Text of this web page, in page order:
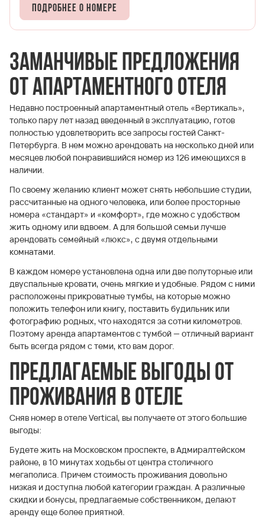
Подробнее о номере
Заманчивые предложения
от апартаментного отеля
Недавно построенный апартаментный отель «Вертикаль»,
только пару лет назад введенный в эксплуатацию, готов
полностью удовлетворить все запросы гостей Санкт-
Петербурга. В нем можно арендовать на несколько дней или
месяцев любой понравившийся номер из 126 имеющихся в
наличии.
По своему желанию клиент может снять небольшие студии,
рассчитанные на одного человека, или более просторные
номера «стандарт» и «комфорт», где можно с удобством
жить одному или вдвоем. А для большой семьи лучше
арендовать семейный «люкс», с двумя отдельными
комнатами.
В каждом номере установлена одна или две полуторные или
двуспальные кровати, очень мягкие и удобные. Рядом с ними
расположены прикроватные тумбы, на которые можно
положить телефон или книгу, поставить будильник или
фотографию родных, что находятся за сотни километров.
Поэтому аренда апартаментов с тумбой — отличный вариант
быть всегда рядом с теми, кто вам дорог.
Предлагаемые выгоды от
проживания в отеле
Сняв номер в отеле Vertical, вы получаете от этого большие
выгоды:
Будете жить на Московском проспекте, в Адмиралтейском
районе, в 10 минутах ходьбы от центра столичного
мегаполиса. Причем стоимость проживания довольно
низкая и доступна любой категории граждан. А различные
скидки и бонусы, предлагаемые собственником, делают
аренду еще более приятной.